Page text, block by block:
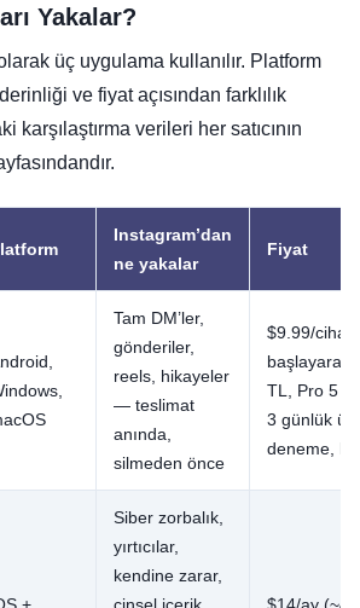
Yakalar?
üç uygulama kullanılır. Platform
ve fiyat açısından farklılık
karşılaştırma verileri her satıcının
Instagram’dan
ne yakalar
Fiyat
Tam DM’ler,
gönderiler,
reels, hikayeler
— teslimat
anında,
silmeden önce
$9.99/
başlayarak
TL, Pro 5
3 günlük
deneme,
+
Siber zorbalık,
yırtıcılar,
kendine zarar,
cinsel içerik
$14/ay